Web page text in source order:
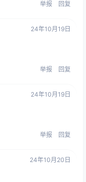
举报 回复
24年10月19日
举报 回复
24年10月19日
举报 回复
24年10月20日